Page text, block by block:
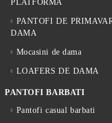
PLATFORMA
PANTOFI DE
DAMA
Mocasini de dama
LOAFERS DE DAMA
PANTOFI BARBATI
Pantofi casual barbati